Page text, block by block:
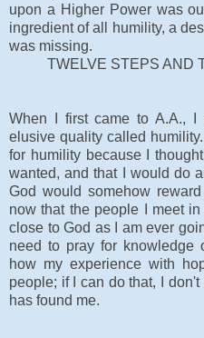
upon a Higher Power was
ingredient of all humility, a
was missing.
TWELVE STEPS AND
When I first came to A.A.,
elusive quality called
for humility because I
wanted, and that I would do
God would somehow
now that the people I meet
close to God as I am ever
need to pray for knowledge
how my experience with
people; if I can do that, I
has found me.